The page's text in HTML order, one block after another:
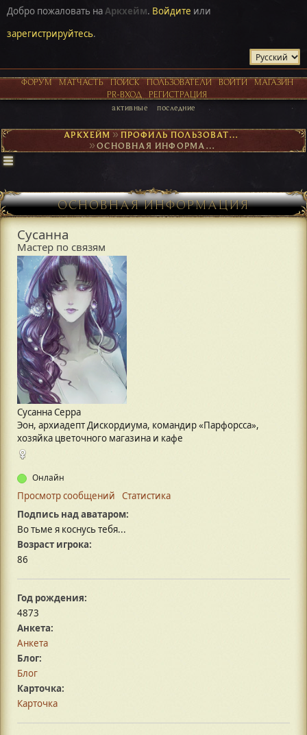
Добро пожаловать наАркхейм. Войдите или
зарегистрируйтесь.
ФОРУМ МАТЧАСТЬ ПОИСК ПОЛЬЗОВАТЕЛИ ВОЙТИ
МАГАЗИН
PR-ВХОД
РЕГИСТРАЦИЯ
активные последние
АРКХЕЙМ► ПРОФИЛЬ ПОЛЬЗОВАТЕЛЯ СУСАННА
► ОСНОВНАЯ ИНФОРМАЦИЯ
ОСНОВНАЯ ИНФОРМАЦИЯ
Сусанна
Мастер по связям
Сусанна Серра
Эон, архиадепт Дискордиума, командир «Парфорсса»,
хозяйка цветочного магазина и кафе
Онлайн
Просмотр сообщений
Статистика
Подпись над аватаром:
Во тьме я коснусь тебя...
Возраст игрока:
86
Год рождения:
4873
Анкета:
Анкета
Блог:
Блог
Карточка:
Карточка